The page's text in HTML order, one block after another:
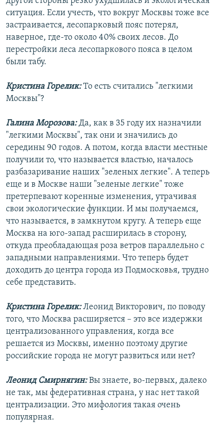
ситуация. Если учесть, что вокруг Москвы тоже все
застраивается, лесопарковый пояс потерял,
наверное, где-то около 40% своих лесов. До
перестройки леса лесопаркового пояса в целом
были табу.
Кристина Горелик:То есть считались "легкими
Москвы"?
Галина Морозова:Да, как в 35 году их назначили
"легкими Москвы", так они и значились до
середины 90 годов. А потом, когда власти местные
получили то, что называется властью, началось
разбазаривание наших "зеленых легкие". А теперь
еще и в Москве наши "зеленые легкие" тоже
претерпевают коренные изменения, утрачивая
свои экологические функции. И мы получаемся,
что называется, в замкнутом кругу. А теперь еще
Москва на юго-запад расширилась в сторону,
откуда преобладающая роза ветров параллельно с
западными направлениями. Что теперь будет
доходить до центра города из Подмосковья, трудно
себе представить.
Кристина Горелик:Леонид Викторович, по поводу
того, что Москва расширяется – это все издержки
централизованного управления, когда все
решается из Москвы, именно поэтому другие
российские города не могут развиться или нет?
Леонид Смирнягин:Вы знаете, во-первых, далеко
не так, мы федеративная страна, у нас нет такой
централизации. Это мифология такая очень
популярная.